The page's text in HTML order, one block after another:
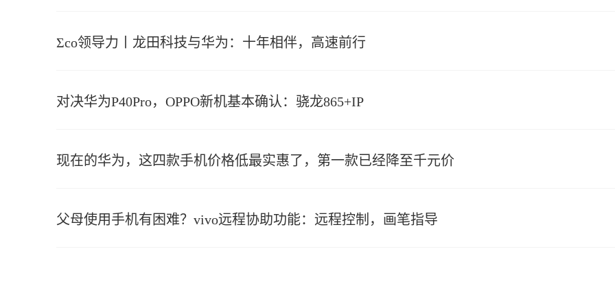
Σco领导力丨龙田科技与华为：十年相伴，高速前行
对决华为P40Pro，OPPO新机基本确认：骁龙865+IP
现在的华为，这四款手机价格低最实惠了，第一款已经降至千元价
父母使用手机有困难？vivo远程协助功能：远程控制，画笔指导